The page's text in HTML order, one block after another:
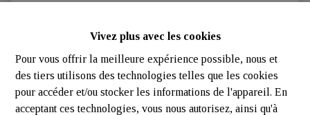
Vivez plus avec les cookies
Pour vous offrir la meilleure expérience possible, nous et
des tiers utilisons des technologies telles que les cookies
pour accéder et/ou stocker les informations de l'appareil. En
acceptant ces technologies, vous nous autorisez, ainsi qu'à
4520 Differdange (Luxembourg) 2111